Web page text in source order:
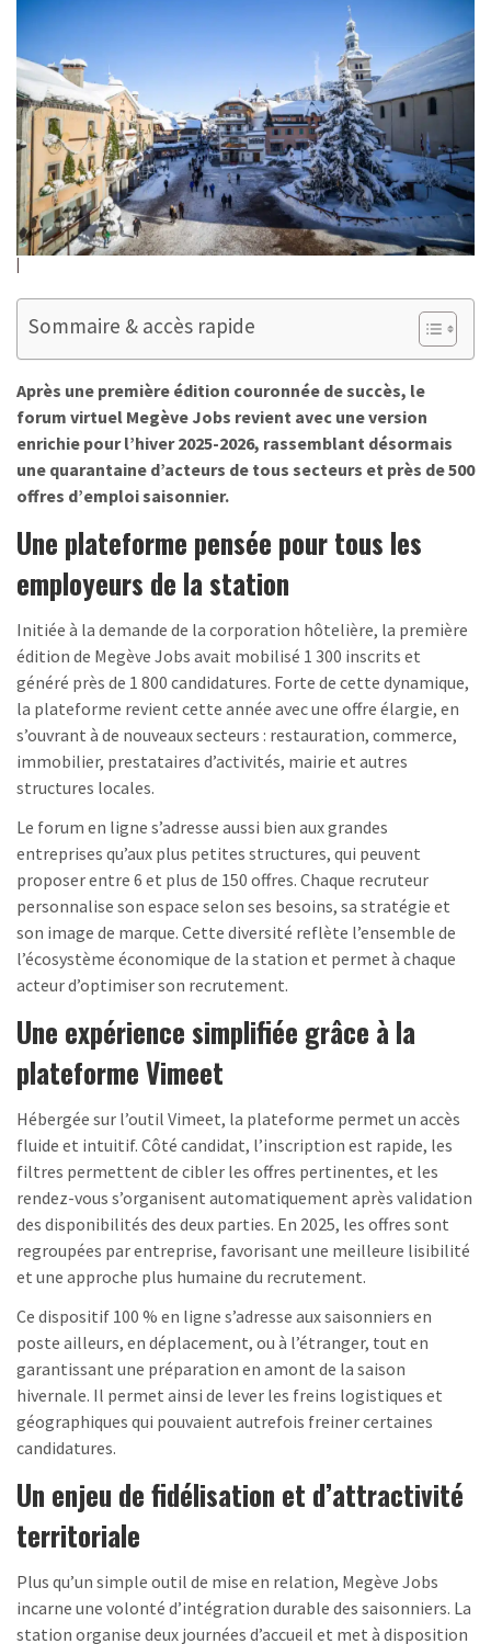
Sommaire & accès rapide
Après une première édition couronnée de succès, le
forum virtuel Megève Jobs revient avec une version
enrichie pour l’hiver 2025-2026, rassemblant désormais
une quarantaine d’acteurs de tous secteurs et près de 500
offres d’emploi saisonnier.
Une plateforme pensée pour tous les
employeurs de la station
Initiée à la demande de la corporation hôtelière, la première
édition de Megève Jobs avait mobilisé 1 300 inscrits et
généré près de 1 800 candidatures. Forte de cette dynamique,
la plateforme revient cette année avec une offre élargie, en
s’ouvrant à de nouveaux secteurs : restauration, commerce,
immobilier, prestataires d’activités, mairie et autres
structures locales.
Le forum en ligne s’adresse aussi bien aux grandes
entreprises qu’aux plus petites structures, qui peuvent
proposer entre 6 et plus de 150 offres. Chaque recruteur
personnalise son espace selon ses besoins, sa stratégie et
son image de marque. Cette diversité reflète l’ensemble de
l’écosystème économique de la station et permet à chaque
acteur d’optimiser son recrutement.
Une expérience simplifiée grâce à la
plateforme Vimeet
Hébergée sur l’outil Vimeet, la plateforme permet un accès
fluide et intuitif. Côté candidat, l’inscription est rapide, les
filtres permettent de cibler les offres pertinentes, et les
rendez-vous s’organisent automatiquement après validation
des disponibilités des deux parties. En 2025, les offres sont
regroupées par entreprise, favorisant une meilleure lisibilité
et une approche plus humaine du recrutement.
Ce dispositif 100 % en ligne s’adresse aux saisonniers en
poste ailleurs, en déplacement, ou à l’étranger, tout en
garantissant une préparation en amont de la saison
hivernale. Il permet ainsi de lever les freins logistiques et
géographiques qui pouvaient autrefois freiner certaines
candidatures.
Un enjeu de fidélisation et d’attractivité
territoriale
Plus qu’un simple outil de mise en relation, Megève Jobs
incarne une volonté d’intégration durable des saisonniers. La
station organise deux journées d’accueil et met à disposition